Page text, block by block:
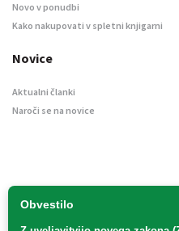
Obvestilo
Novo v ponudbi
Kako nakupovati v spletni knjigarni
Novice
Aktualni članki
Naroči se na novice